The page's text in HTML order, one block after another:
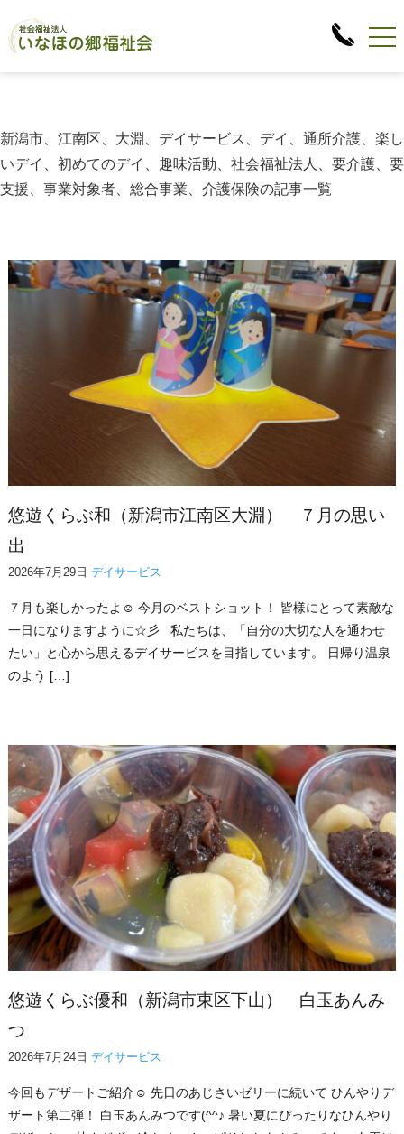
新潟市、江南区、大淵、デイサービス、デイ、通所介護、楽し
いデイ、初めてのデイ、趣味活動、社会福祉法人、要介護、要
支援、事業対象者、総合事業、介護保険の記事一覧
悠遊くらぶ和（新潟市江南区大淵） ７月の思い
出
2026年7月29日 デイサービス
７月も楽しかったよ☺ 今月のベストショット！ 皆様にとって素敵な
一日になりますように☆彡 私たちは、「自分の大切な人を通わせ
たい」と心から思えるデイサービスを目指しています。 日帰り温泉
のよう […]
悠遊くらぶ優和（新潟市東区下山） 白玉あんみ
つ
2026年7月24日 デイサービス
今回もデザートご紹介☺ 先日のあじさいゼリーに続いて ひんやりデ
ザート第二弾！ 白玉あんみつです(^^♪ 暑い夏にぴったりなひんやり